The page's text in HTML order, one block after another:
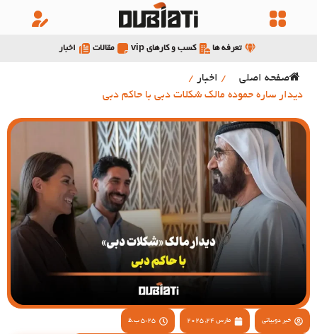
تعرفه ها کسب و کارهای vip مقالات اخبار
صفحه اصلی / اخبار /
دیدار ساره حموده مالک شکلات دبی با حاکم دبی
خبر دوبیاتی مارس 24, 2025 5:25 ب.ظ